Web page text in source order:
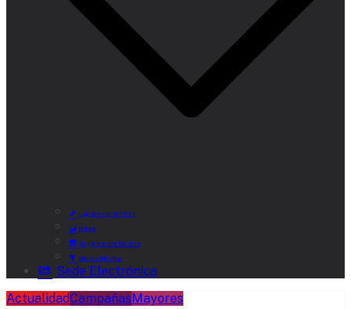
Lugares de Interés
Rutas
Alojamientos Rurales
Museo del Vino
Sede Electrónica
ActualidadCampañas Mayores